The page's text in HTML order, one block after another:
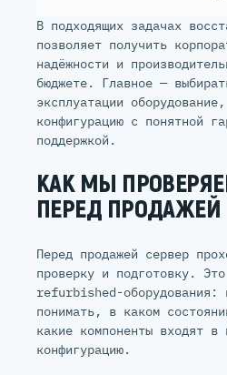
В подходящих задачах
позволяет получить
надёжности и
бюджете. Главное —
эксплуатации
конфигурацию с понятной
поддержкой.
КАК МЫ
ПЕРЕД ПРОДАЖЕЙ
Перед продажей сервер
проверку и подготовку.
refurbished-оборудования:
понимать, в каком
какие компоненты входят в
конфигурацию.